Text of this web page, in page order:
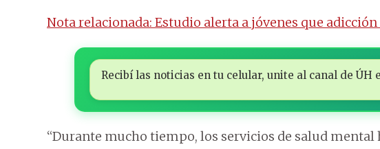
Nota relacionada: Estudio alerta a jóvenes que
Recibí las noticias en tu celular, unite al canal de ÚH
“Durante mucho tiempo, los servicios de salud mental